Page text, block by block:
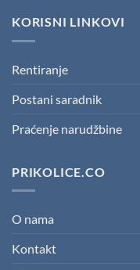
KORISNI LINKOVI
Rentiranje
Postani saradnik
Praćenje narudžbine
PRIKOLICE.CO
O nama
Kontakt